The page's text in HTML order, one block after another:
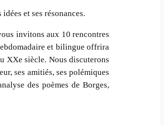
et ses résonances.
invitons aux 10 rencontres
et bilingue offrira
XXe siècle. Nous discuterons
ses amitiés, ses polémiques
des poèmes de Borges,